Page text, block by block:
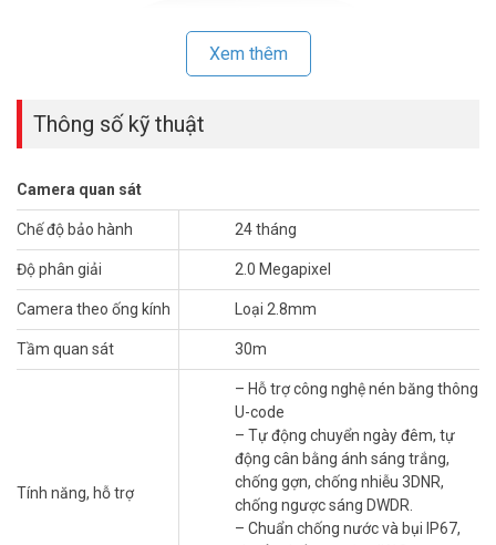
Camera quan sát UNIARCHIPC322TAI3-VSPF28 này được thiết kế
hỗ trợ chuẩn chống nước IP67 khi lắp đặt ngoài trời. Sản phẩm nổi
tiếng toàn cầu với những tính năng ưu việt nhất đang có giá ưu đãi
tốt trên toàn quốc tại Vuhoangtelecom.
Thông số kỹ thuật camera IP 2MP Dome
UNIARCH IPC322TAI3-VSPF28
– Độ phân giải: 2MP (1920*1080), Max 25fps
– Chuẩn nén: Ultra265/ H.265/ H.264/ MJPEG
Xem thêm
Thông số kỹ thuật
Camera quan sát
Chế độ bảo hành 24 tháng
Độ phân giải 2.0 Megapixel
Camera theo ống kính Loại 2.8mm
Tầm quan sát 30m
Tính năng, hỗ trợ
– Hỗ trợ công nghệ nén băng thông
U-code
– Tự động chuyển ngày đêm, tự
động cân bằng ánh sáng trắng,
chống gợn, chống nhiễu 3DNR,
chống ngược sáng DWDR.
– Chuẩn chống nước và bụi IP67,